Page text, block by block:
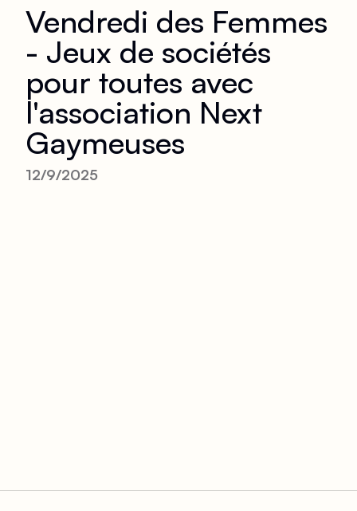
Vendredi des Femmes
- Jeux de sociétés
pour toutes avec
l'association Next
Gaymeuses
12/9/2025